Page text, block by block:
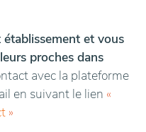
et vous
proches dans
avec la plateforme
en suivant le lien «
»